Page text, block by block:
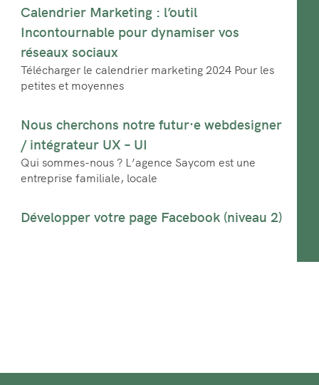
Calendrier Marketing : l’outil
Incontournable pour dynamiser vos
réseaux sociaux
Télécharger le calendrier marketing 2024 Pour les
petites et moyennes
Nous cherchons notre futur·e webdesigner
/ intégrateur UX – UI
Qui sommes-nous ? L’agence Saycom est une
entreprise familiale, locale
Développer votre page Facebook (niveau 2)